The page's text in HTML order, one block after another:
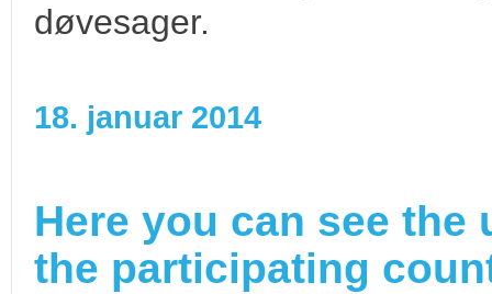
døvesager.
18. januar 2014
Here you can see
the participating